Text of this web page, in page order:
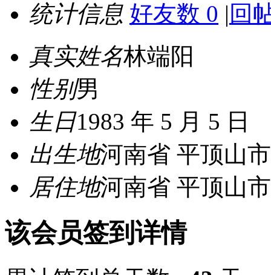
统计信息 好友数 0 | 回
真实姓名林端阳
性别男
生日1983 年 5 月 5 日
出生地河南省 平顶山
居住地河南省 平顶山
该会员签到详情